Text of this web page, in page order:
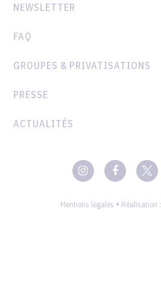
NEWSLETTER
FAQ
GROUPES & PRIVATISATIONS
PRESSE
ACTUALITÉS
Mentions légales • Réalisation :